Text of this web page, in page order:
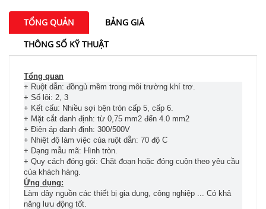
TỔNG QUẢN
BẢNG GIÁ
THÔNG SỐ KỸ THUẬT
Tổng quan
+ Ruột dẫn: đồngủ mềm trong môi trường khí trơ.
+ Số lõi: 2, 3
+ Kết cấu: Nhiều sợi bện tròn cấp 5, cấp 6.
+ Mặt cắt danh định: từ 0,75 mm2 đến 4.0 mm2
+ Điện áp danh định: 300/500V
+ Nhiệt độ làm việc của ruột dẫn: 70 độ C
+ Dạng mẫu mã: Hình tròn.
+ Quy cách đóng gói: Chặt đoạn hoặc đóng cuộn theo yêu cầu
của khách hàng.
Ứng dụng:
Làm dây nguồn các thiết bị gia dụng, công nghiệp ... Có khả
năng lưu động tốt.